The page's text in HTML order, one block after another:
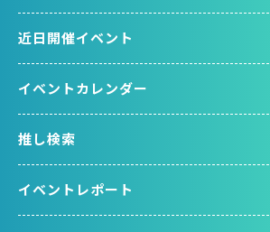
近日開催イベント
イベントカレンダー
推し検索
イベントレポート